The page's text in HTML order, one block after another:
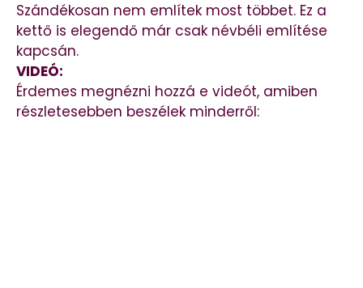
Szándékosan nem említek most többet. Ez a
kettő is elegendő már csak névbéli említése
kapcsán.
VIDEÓ:
Érdemes megnézni hozzá e videót, amiben
részletesebben beszélek minderről: